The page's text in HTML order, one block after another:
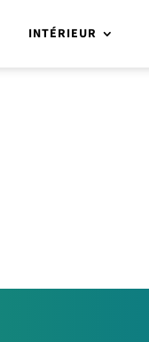
INTÉRIEUR